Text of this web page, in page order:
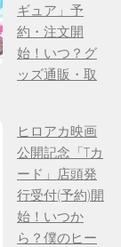
ギュア」予
約・注文開
始！いつ？グ
ッズ通販・取
ヒロアカ映画
公開記念「Tカ
ード」店頭発
行受付(予約)開
始！いつか
ら？僕のヒー